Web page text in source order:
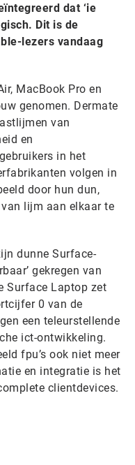
dat ‘ie
Dit is de
lezers vandaag
MacBook Pro en
genomen. Dermate
van
en
in het
volgen in
door hun dun,
lijm aan elkaar te
dunne Surface-
gekregen van
Surface Laptop zet
0 van de
een teleurstellende
ict-ontwikkeling.
fpu’s ook niet meer
en integratie is het
clientdevices.